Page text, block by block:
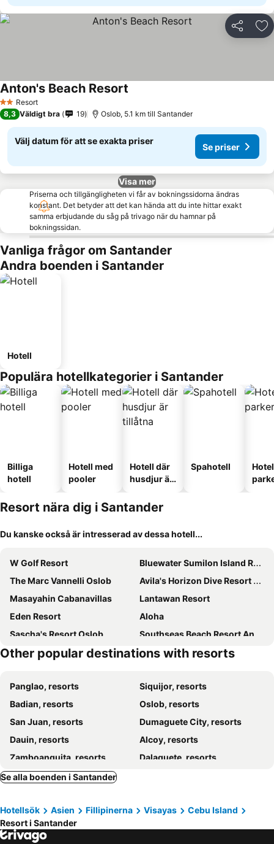
Dela
2 Stjärnor
Resort
Anton's Beach Resort
8,3 Väldigt bra 19 Oslob, 5.1 km till Santander
Välj datum för att se exakta priser
Se priser
Visa mer
Priserna och tillgängligheten vi får av bokningssidorna ändras
konstant. Det betyder att det kan hända att du inte hittar exakt
samma erbjudande du såg på trivago när du hamnar på
bokningssidan.
Vanliga frågor om Santander
Andra boenden i Santander
Hotell
Populära hotellkategorier i Santander
Billiga
hotell
Hotell med
pooler
Hotell där
husdjur är
Spahotell
Resort nära dig i Santander
Du kanske också är intresserad av dessa hotell...
W Golf Resort
Bluewater Sumilon Island Resort
The Marc Vannelli Oslob
Avila's Horizon Dive Resort Santander
Masayahin Cabanavillas
Lantawan Resort
Eden Resort
Aloha
Sascha's Resort Oslob
Southseas Beach Resort And Dive Center
Bethany's Point
Santander Pebble Beach Resort
Fantasy Lodge Cebu
Down South 118 Beach Resort
The Henry Resort Dumaguete
Oslob Whale Shark Resort
The Lighthouse Resort
Seascape Beach Resort Oslob
Other popular destinations with resorts
Panglao, resorts
Siquijor, resorts
Badian, resorts
Oslob, resorts
San Juan, resorts
Dumaguete City, resorts
Dauin, resorts
Alcoy, resorts
Zamboanguita, resorts
Dalaguete, resorts
Boljoon, resorts
Lazi, resorts
Sibulan, resorts
Maria, resorts
Bacong, resorts
Se alla boenden i Santander
Hotellsök Asien Fillipinerna Visayas
Cebu Island
Resort i Santander